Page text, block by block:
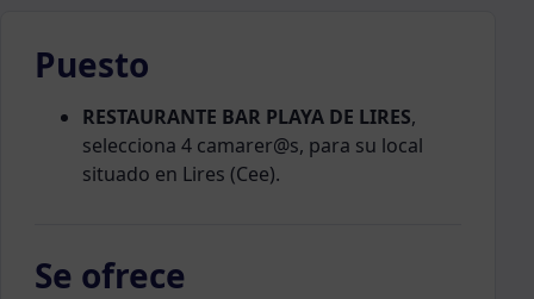
Puesto
RESTAURANTE BAR PLAYA DE LIRES,
selecciona 4 camarer@s, para su local
situado en Lires (Cee).
Se ofrece